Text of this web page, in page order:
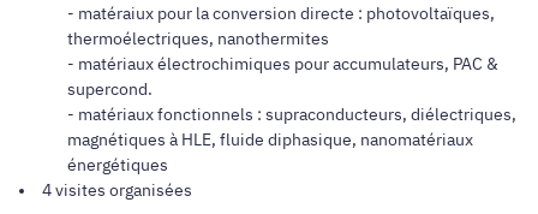
- matéraiux pour la conversion directe : photovoltaïques,
thermoélectriques, nanothermites
- matériaux électrochimiques pour accumulateurs, PAC &
supercond.
- matériaux fonctionnels : supraconducteurs, diélectriques,
magnétiques à HLE, fluide diphasique, nanomatériaux
énergétiques
4 visites organisées